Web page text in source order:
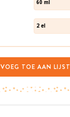
60 ml
2 el
VOEG TOE AAN LIJST